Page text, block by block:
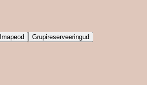
Grupireserveeringud